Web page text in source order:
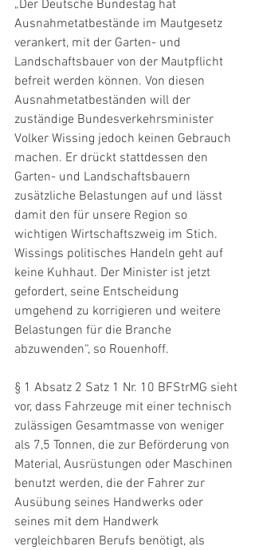
„Der Deutsche Bundestag hat
Ausnahmetatbestände im Mautgesetz
verankert, mit der Garten- und
Landschaftsbauer von der Mautpflicht
befreit werden können. Von diesen
Ausnahmetatbeständen will der
zuständige Bundesverkehrsminister
Volker Wissing jedoch keinen Gebrauch
machen. Er drückt stattdessen den
Garten- und Landschaftsbauern
zusätzliche Belastungen auf und lässt
damit den für unsere Region so
wichtigen Wirtschaftszweig im Stich.
Wissings politisches Handeln geht auf
keine Kuhhaut. Der Minister ist jetzt
gefordert, seine Entscheidung
umgehend zu korrigieren und weitere
Belastungen für die Branche
abzuwenden“, so Rouenhoff.
§ 1 Absatz 2 Satz 1 Nr. 10 BFStrMG sieht
vor, dass Fahrzeuge mit einer technisch
zulässigen Gesamtmasse von weniger
als 7,5 Tonnen, die zur Beförderung von
Material, Ausrüstungen oder Maschinen
benutzt werden, die der Fahrer zur
Ausübung seines Handwerks oder
seines mit dem Handwerk
vergleichbaren Berufs benötigt, als